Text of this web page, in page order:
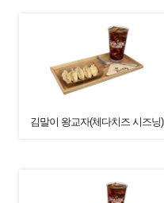
김말이 왕교자(체다치즈 시즈닝)